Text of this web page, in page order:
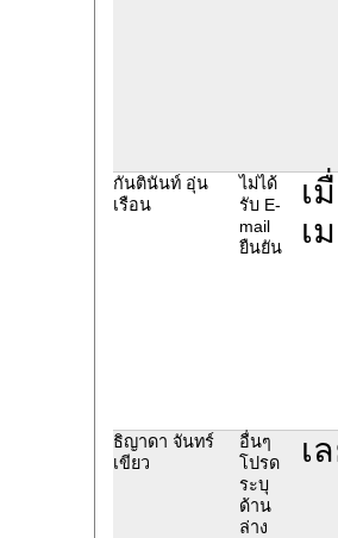
กันตินันท์ อุ่น
เรือน
ไม่ได้
รับ E-
mail
ยืนยัน
เ
เ
ธิญาดา จันทร์
เขียว
อื่นๆ
โปรด
ระบุ
ด้าน
ล่าง
เ